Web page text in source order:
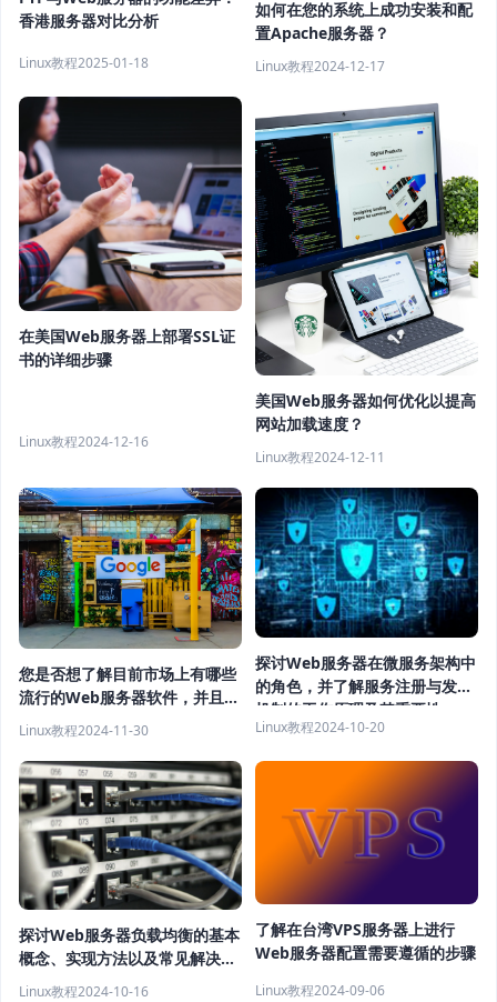
香港服务器对比分析
Linux教程2025-01-18
如何在您的系统上成功安装和配
置Apache服务器？
Linux教程2024-12-17
在美国Web服务器上部署SSL证
书的详细步骤
Linux教程2024-12-16
美国Web服务器如何优化以提高
网站加载速度？
Linux教程2024-12-11
您是否想了解目前市场上有哪些
流行的Web服务器软件，并且希
望获取一些推荐？
Linux教程2024-11-30
探讨Web服务器在微服务架构中
的角色，并了解服务注册与发现
机制的工作原理及其重要性
Linux教程2024-10-20
探讨Web服务器负载均衡的基本
概念、实现方法以及常见解决方
案
Linux教程2024-10-16
了解在台湾VPS服务器上进行
Web服务器配置需要遵循的步骤
Linux教程2024-09-06